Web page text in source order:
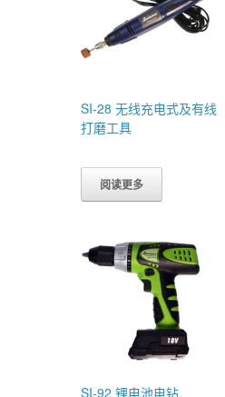
SI-28 无线充电式及有线
打磨工具
阅读更多
SI-92 锂电池电钻